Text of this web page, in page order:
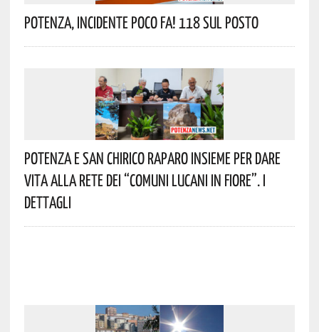
Potenza, Incidente Poco Fa! 118 Sul Posto
Potenza E San Chirico Raparo Insieme Per Dare
Vita Alla Rete Dei “Comuni Lucani In Fiore”. I
Dettagli